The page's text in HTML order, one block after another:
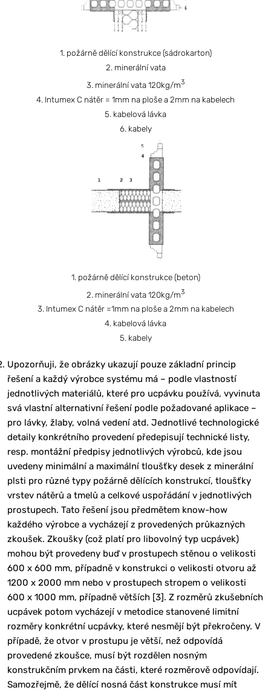
1. požárně dělící konstrukce (sádrokarton)
2. minerální vata
3. minerální vata 120kg/m3
4. Intumex C nátěr = 1mm na ploše a 2mm na kabelech
5. kabelová lávka
6. kabely
1. požárně dělící konstrukce (beton)
2. minerální vata 120kg/m3
3. Intumex C nátěr =1mm na ploše a 2mm na kabelech
4. kabelová lávka
5. kabely
Upozorňuji, že obrázky ukazují pouze základní princip
řešení a každý výrobce systému má – podle vlastností
jednotlivých materiálů, které pro ucpávku používá, vyvinuta
svá vlastní alternativní řešení podle požadované aplikace –
pro lávky, žlaby, volná vedení atd. Jednotlivé technologické
detaily konkrétního provedení předepisují technické listy,
resp. montážní předpisy jednotlivých výrobců, kde jsou
uvedeny minimální a maximální tloušťky desek z minerální
plsti pro různé typy požárně dělících konstrukcí, tloušťky
vrstev nátěrů a tmelů a celkové uspořádání v jednotlivých
prostupech. Tato řešení jsou předmětem know-how
každého výrobce a vycházejí z provedených průkazných
zkoušek. Zkoušky (což platí pro libovolný typ ucpávek)
mohou být provedeny buď v prostupech stěnou o velikosti
600 x 600 mm, případně v konstrukci o velikosti otvoru až
1200 x 2000 mm nebo v prostupech stropem o velikosti
600 x 1000 mm, případně větších [3]. Z rozměrů zkušebních
ucpávek potom vycházejí v metodice stanovené limitní
rozměry konkrétní ucpávky, které nesmějí být překročeny. V
případě, že otvor v prostupu je větší, než odpovídá
provedené zkoušce, musí být rozdělen nosným
konstrukčním prvkem na části, které rozměrově odpovídají.
Samozřejmě, že dělící nosná část konstrukce musí mít